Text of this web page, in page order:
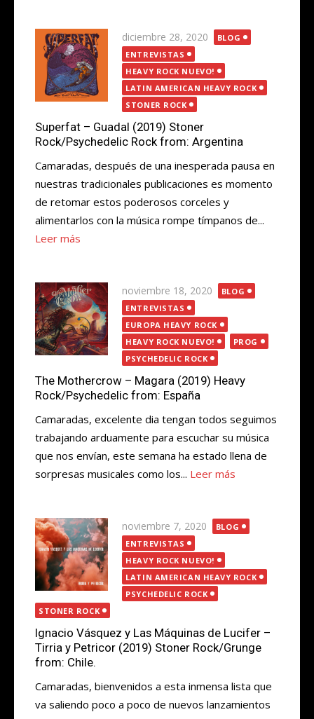
Publicada
el
diciembre 28, 2020
BLOG
ENTREVISTAS
HEAVY ROCK NUEVO!
LATIN AMERICAN HEAVY ROCK
STONER ROCK
Superfat – Guadal (2019) Stoner
Rock/Psychedelic Rock from: Argentina
Camaradas, después de una inesperada pausa en
nuestras tradicionales publicaciones es momento
de retomar estos poderosos corceles y
alimentarlos con la música rompe tímpanos de...
Leer más
Publicada
el
noviembre 18, 2020
BLOG
ENTREVISTAS
EUROPA HEAVY ROCK
HEAVY ROCK NUEVO!
PROG
PSYCHEDELIC ROCK
The Mothercrow – Magara (2019) Heavy
Rock/Psychedelic from: España
Camaradas, excelente dia tengan todos seguimos
trabajando arduamente para escuchar su música
que nos envían, este semana ha estado llena de
sorpresas musicales como los... Leer más
Publicada
el
noviembre 7, 2020
BLOG
ENTREVISTAS
HEAVY ROCK NUEVO!
LATIN AMERICAN HEAVY ROCK
PSYCHEDELIC ROCK
STONER ROCK
Ignacio Vásquez y Las Máquinas de Lucifer –
Tirria y Petricor (2019) Stoner Rock/Grunge
from: Chile.
Camaradas, bienvenidos a esta inmensa lista que
va saliendo poco a poco de nuevos lanzamientos